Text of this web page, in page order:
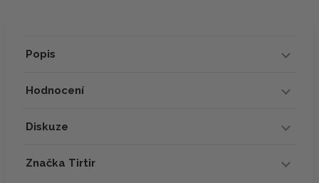
Popis
Hodnocení
Diskuze
Značka Tirtir